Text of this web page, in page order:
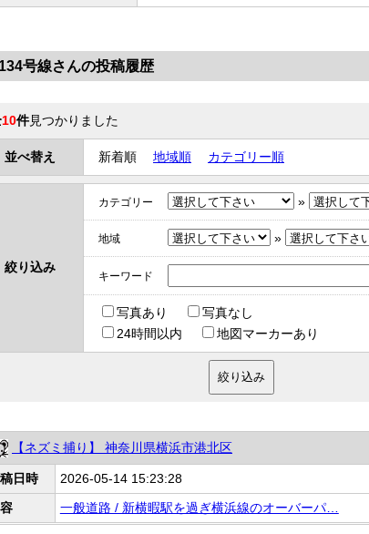
134号線さんの投稿履歴
10件見つかりました
並べ替え 新着順 地域順 カテゴリー順
絞り込み
カテゴリー »
地域 »
キーワード
写真あり
写真なし
24時間以内
地図マーカーあり
【ネズミ捕り】 神奈川県横浜市港北区
日時
2026-05-14 15:23:28
一般道路 / 新横暇駅を過ぎ横浜線のオーバーパ…